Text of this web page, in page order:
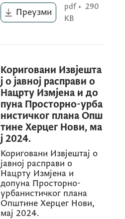
Преузми
pdf • 290
KB
Кориговани Извјешта
ј о јавној расправи о
Нацрту Измјена и до
пуна Просторно-урба
нистичког плана Опш
тине Херцег Нови, ма
ј 2024.
Кориговани Извјештај о
јавној расправи о
Нацрту Измјена и
допуна Просторно-
урбанистичког плана
Општине Херцег Нови,
мај 2024.